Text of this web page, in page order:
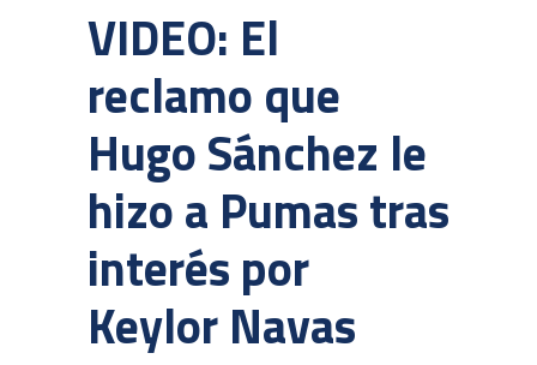
VIDEO: El
reclamo que
Hugo Sánchez le
hizo a Pumas tras
interés por
Keylor Navas